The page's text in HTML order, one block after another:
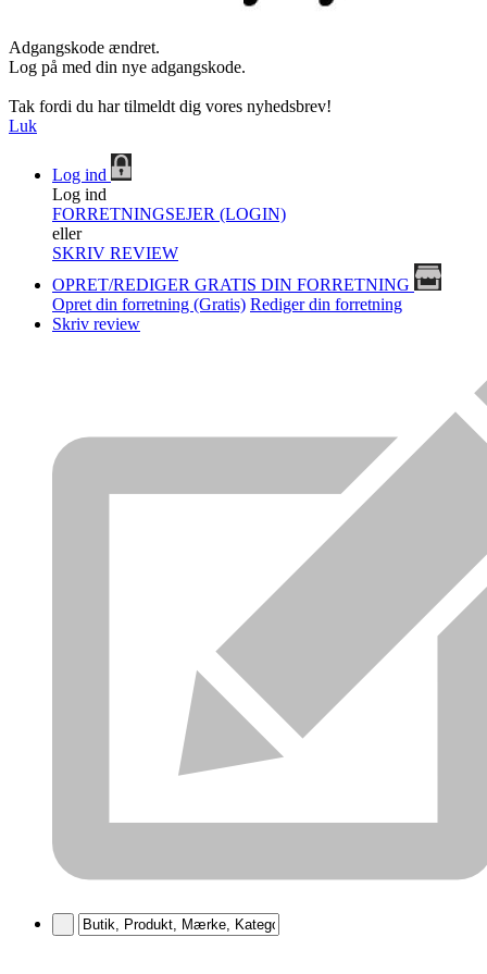
Adgangskode ændret.
Log på med din nye adgangskode.
Tak fordi du har tilmeldt dig vores nyhedsbrev!
Luk
Log ind
Log ind
FORRETNINGSEJER (LOGIN)
eller
SKRIV REVIEW
OPRET/REDIGER GRATIS DIN FORRETNING
Opret din forretning (Gratis) Rediger din forretning
Skriv review